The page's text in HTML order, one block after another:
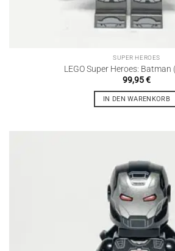
SUPER HEROES
LEGO Super Heroes: Batman
99,95€
IN DEN WARENKORB